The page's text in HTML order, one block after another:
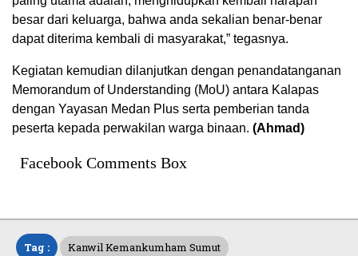
besar dari keluarga, bahwa anda sekalian benar-benar
dapat diterima kembali di masyarakat,” tegasnya.
Kegiatan kemudian dilanjutkan dengan penandatanganan
Memorandum of Understanding (MoU) antara Kalapas
dengan Yayasan Medan Plus serta pemberian tanda
peserta kepada perwakilan warga binaan. (Ahmad)
Facebook Comments Box
Tag : Kanwil Kemankumham Sumut